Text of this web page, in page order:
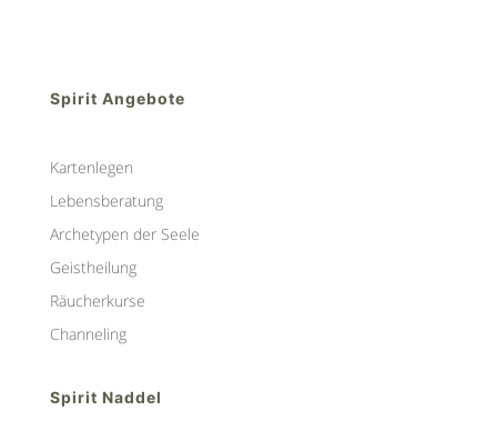
Spirit Angebote
Kartenlegen
Lebensberatung
Archetypen der Seele
Geistheilung
Räucherkurse
Channeling
Spirit Naddel